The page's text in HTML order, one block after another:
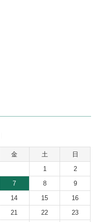
金 土
日
1
2
7 8
9
14 15
16
21 22
23